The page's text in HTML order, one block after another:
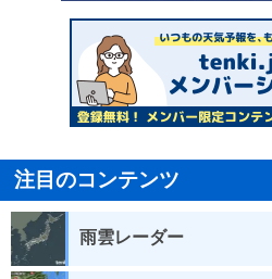
注目のコンテンツ
雨雲レーダー